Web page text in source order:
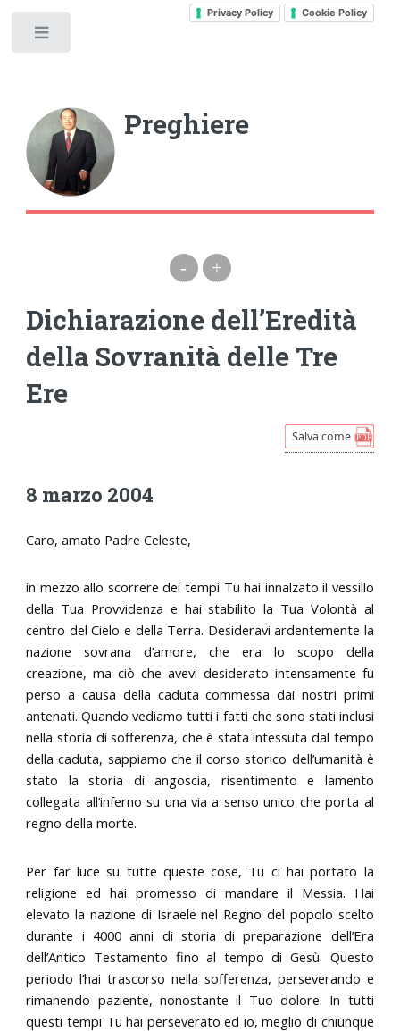
Privacy Policy Cookie Policy
Preghiere
- +
Dichiarazione dell’Eredità
della Sovranità delle Tre
Ere
8 marzo 2004
Caro, amato Padre Celeste,
in mezzo allo scorrere dei tempi Tu hai innalzato il vessillo
della Tua Provvidenza e hai stabilito la Tua Volontà al
centro del Cielo e della Terra. Desideravi ardentemente la
nazione sovrana d’amore, che era lo scopo della
creazione, ma ciò che avevi desiderato intensamente fu
perso a causa della caduta commessa dai nostri primi
antenati. Quando vediamo tutti i fatti che sono stati inclusi
nella storia di sofferenza, che è stata intessuta dal tempo
della caduta, sappiamo che il corso storico dell’umanità è
stato la storia di angoscia, risentimento e lamento
collegata all’inferno su una via a senso unico che porta al
regno della morte.
Per far luce su tutte queste cose, Tu ci hai portato la
religione ed hai promesso di mandare il Messia. Hai
elevato la nazione di Israele nel Regno del popolo scelto
durante i 4000 anni di storia di preparazione dell’Era
dell’Antico Testamento fino al tempo di Gesù. Questo
periodo l’hai trascorso nella sofferenza, perseverando e
rimanendo paziente, nonostante il Tuo dolore. In tutti
questi tempi Tu hai perseverato ed io, meglio di chiunque